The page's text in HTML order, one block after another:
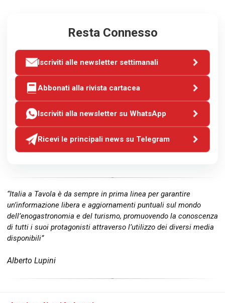
Resta Connesso
Iscriviti alle newsletter settimanali
Abbonati alla rivista cartacea
Iscriviti alla newsletter su WhatsApp
Ricevi le principali news su Telegram
“Italia a Tavola è da sempre in prima linea per garantire
un’informazione libera e aggiornamenti puntuali sul mondo
dell’enogastronomia e del turismo, promuovendo la conoscenza
di tutti i suoi protagonisti attraverso l’utilizzo dei diversi media
disponibili”
Alberto Lupini